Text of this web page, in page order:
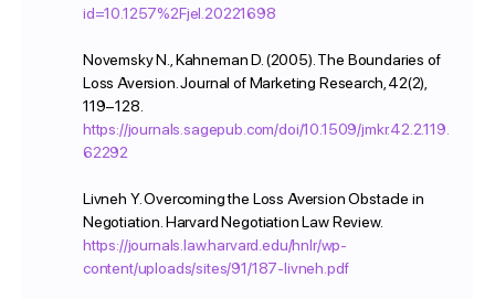
id=10.1257%2Fjel.20221698
Novemsky N., Kahneman D. (2005). The Boundaries of
Loss Aversion. Journal of Marketing Research, 42(2),
119–128.
https://journals.sagepub.com/doi/10.1509/jmkr.42.2.119.
62292
Livneh Y. Overcoming the Loss Aversion Obstacle in
Negotiation. Harvard Negotiation Law Review.
https://journals.law.harvard.edu/hnlr/wp-
content/uploads/sites/91/187-livneh.pdf
Я принимаю Политику конфиденциальностии даю
Согласиена обработку моих ПД
Я даю согласие на получение аналитики, кейсов,
новостей и рекламы от Imot.io